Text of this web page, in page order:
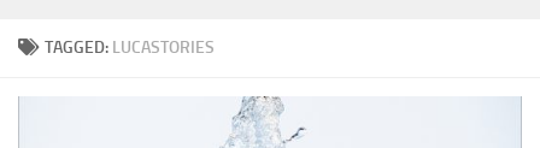
TAGGED: LUCASTORIES